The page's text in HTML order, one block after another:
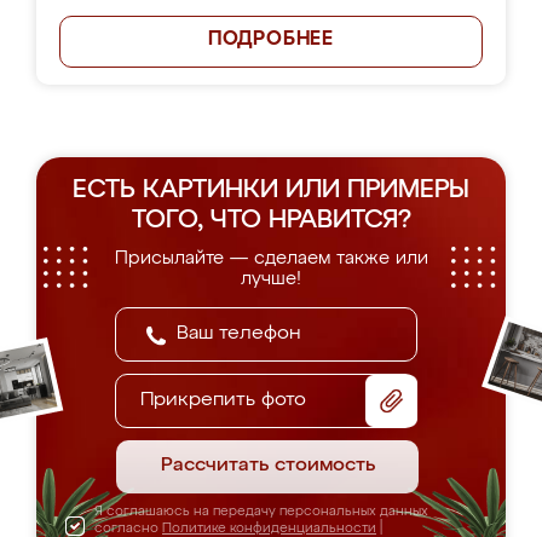
ПОДРОБНЕЕ
ЕСТЬ КАРТИНКИ ИЛИ ПРИМЕРЫ
ТОГО, ЧТО НРАВИТСЯ?
Присылайте — сделаем также или
лучше!
Прикрепить фото
Рассчитать стоимость
Я соглашаюсь на передачу персональных данных
согласно Политике конфиденциальности